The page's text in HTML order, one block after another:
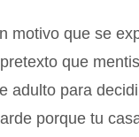
motivo que se
que
adulto para
porque tu